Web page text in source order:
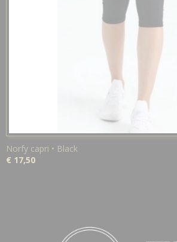
Norfy capri • Black
€ 17,50